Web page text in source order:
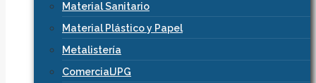
Material Sanitario
Material Plástico y Papel
Metalistería
ComercialJPG